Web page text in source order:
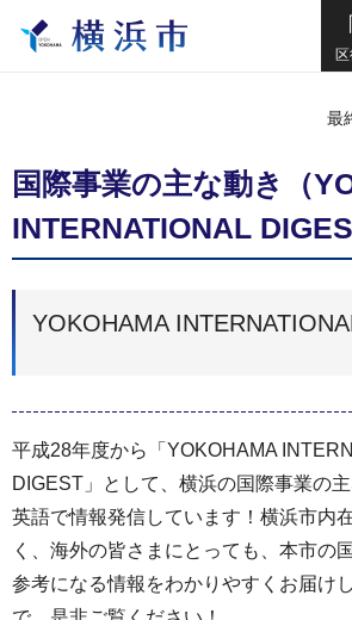
最
国際事業の主な動き（
INTERNATIONAL
YOKOHAMA
平成28年度から「YOKOHAMA
DIGEST」として、横浜の国際事業の
英語で情報発信しています！横浜市内
く、海外の皆さまにとっても、本市の
参考になる情報をわかりやすくお届け